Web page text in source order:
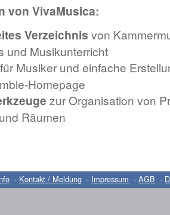
von VivaMusica:
Verzeichnis von
und Musikunterricht
für Musiker und einfache
Homepage
zur Organisation von
Räumen
- Kontakt / Meldung - Impressum - AGB -